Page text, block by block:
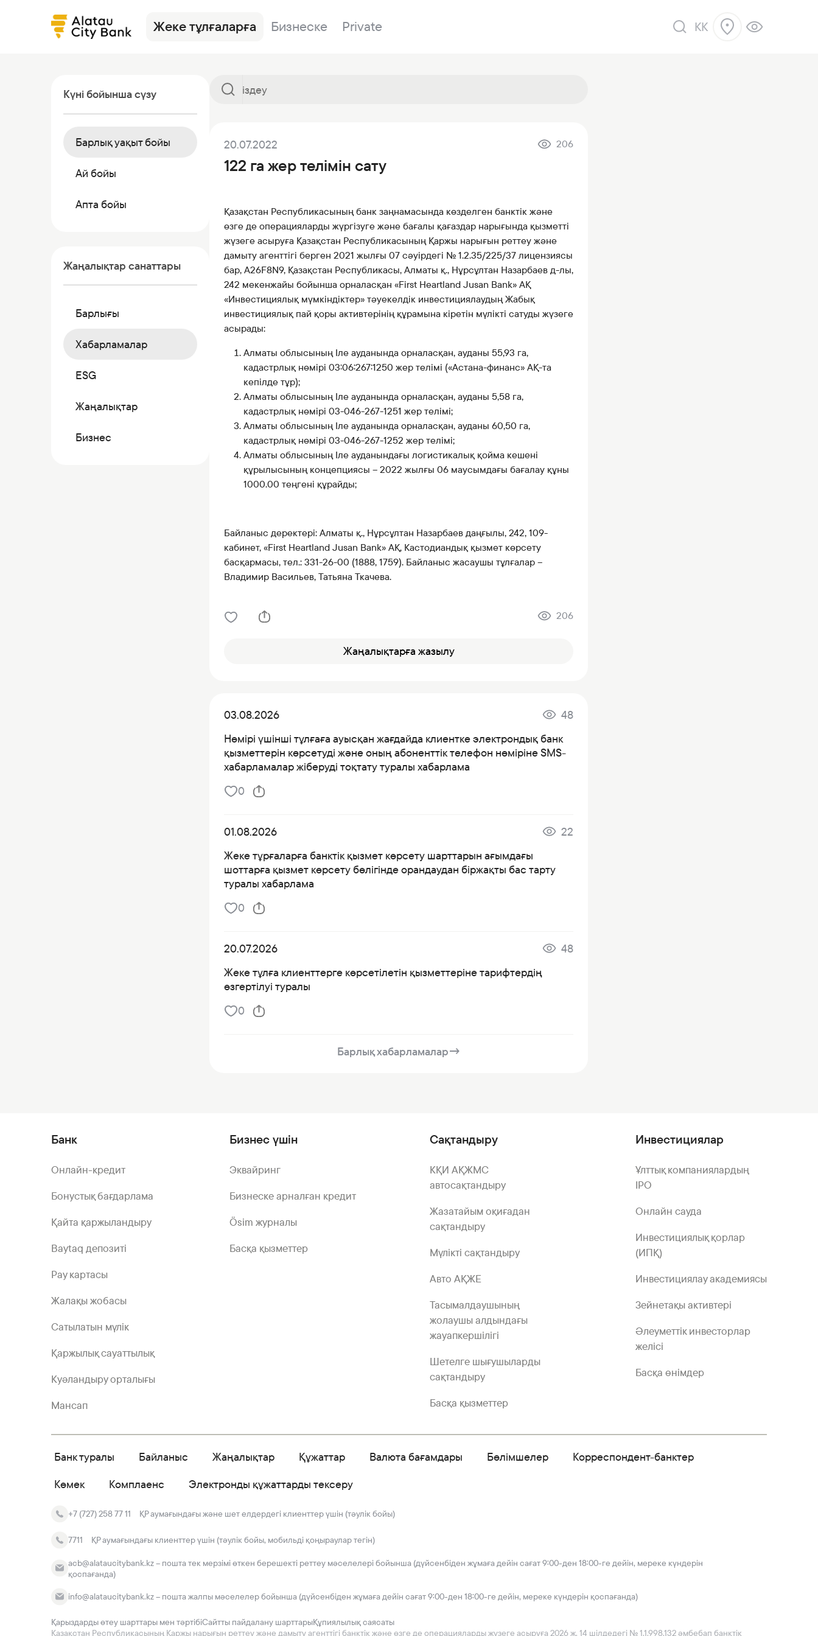
Жеке тұлғаларға
Кредиттер
Депозиттер
Жалақы жобасы
Kaspi QR
Сақтандыру
Валюталар
Сұрақ-жауап
Бөлімшелер
Жаңалықтар
Корреспондент банктер
Банкте жұмыс істеу
Азаматтарды қабылдау
Сатылатын мүлік
Бизнеске
Alatau City Bank Tole
Кредиттер
Инвестициялар
Тарифтер
Ösim журналы
Басқа өнімдер
Банкингке кіру
Private
Жаңалықтар
Валюта бағамдары
Аудармалар
Депозиттер
Сейфтер
Коммерциялық қағаздар
KK
Күні бойынша сүзу
Барлық уақыт бойы
Ай бойы
Апта бойы
Жаңалықтар санаттары
Барлығы
Хабарламалар
ESG
Жаңалықтар
Бизнес
20.07.2022 206
122 га жер телімін сату
Қазақстан Республикасының банк заңнамасында көзделген банктік және
өзге де операцияларды жүргізуге және бағалы қағаздар нарығында қызметті
жүзеге асыруға Қазақстан Республикасының Қаржы нарығын реттеу және
дамыту агенттігі берген 2021 жылғы 07 сәуірдегі № 1.2.35/225/37 лицензиясы
бар, A26F8N9, Қазақстан Республикасы, Алматы қ., Нұрcұлтан Назарбаев д-лы,
242 мекенжайы бойынша орналасқан «First Heartland Jusan Bank» АҚ
«Инвестициялық мүмкіндіктер» тәуекелдік инвестициялаудың Жабық
инвестициялық пай қоры активтерінің құрамына кіретін мүлікті сатуды жүзеге
асырады:
Алматы облысының Іле ауданында орналасқан, ауданы 55,93 га,
кадастрлық нөмірі 03:06:267:1250 жер телімі («Астана-финанс» АҚ-та
кепілде тұр);
Алматы облысының Іле ауданында орналасқан, ауданы 5,58 га,
кадастрлық нөмірі 03-046-267-1251 жер телімі;
Алматы облысының Іле ауданында орналасқан, ауданы 60,50 га,
кадастрлық нөмірі 03-046-267-1252 жер телімі;
Алматы облысының Іле ауданындағы логистикалық қойма кешені
құрылысының концепциясы – 2022 жылғы 06 маусымдағы бағалау құны
1000.00 теңгені құрайды;
Байланыс деректері: Алматы қ., Нұрсұлтан Назарбаев даңғылы, 242, 109-
кабинет, «First Heartland Jusan Bank» АҚ, Кастодиандық қызмет көрсету
басқармасы, тел.: 331-26-00 (1888, 1759). Байланыс жасаушы тұлғалар –
Владимир Васильев, Татьяна Ткачева.
206
Жаңалықтарға жазылу
03.08.2026
48
Нөмірі үшінші тұлғаға ауысқан жағдайда клиентке электрондық банк
қызметтерін көрсетуді және оның абоненттік телефон нөміріне SMS-
хабарламалар жіберуді тоқтату туралы хабарлама
0
01.08.2026
22
Жеке тұрғаларға банктік қызмет көрсету шарттарын ағымдағы
шоттарға қызмет көрсету бөлігінде орандаудан біржақты бас тарту
туралы хабарлама
0
20.07.2026
48
Жеке тұлға клиенттерге көрсетілетін қызметтеріне тарифтердің
өзгертілуі туралы
0
Барлық хабарламалар→
Банк
Онлайн-кредит
Бонустық бағдарлама
Қайта қаржыландыру
Baytaq депозиті
Pay картасы
Жалақы жобасы
Сатылатын мүлік
Қаржылық сауаттылық
Куәландыру орталығы
Мансап
Бизнес үшін
Эквайринг
Бизнеске арналған кредит
Ösim журналы
Басқа қызметтер
Сақтандыру
КҚИ АҚЖМС
автосақтандыру
Жазатайым оқиғадан
сақтандыру
Мүлікті сақтандыру
Авто АҚЖЕ
Тасымалдаушының
жолаушы алдындағы
жауапкершілігі
Шетелге шығушыларды
сақтандыру
Басқа қызметтер
Инвестициялар
Ұлттық компаниялардың
IPO
Онлайн сауда
Инвестициялық қорлар
(ИПҚ)
Инвестициялау академиясы
Зейнетақы активтері
Әлеуметтік инвесторлар
желісі
Басқа өнімдер
Банк туралы Байланыс Жаңалықтар Құжаттар Валюта бағамдары Бөлімшелер
Корреспондент-банктер
Көмек
Комплаенс Электронды құжаттарды тексеру
+7 (727) 258 77 11 ҚР аумағындағы және шет елдердегі клиенттер үшін (тәулік бойы)
7711 ҚР аумағындағы клиенттер үшін (тәулік бойы, мобильді қоңыраулар тегін)
acb@alataucitybank.kz – пошта тек мерзімі өткен берешекті реттеу мәселелері бойынша (дүйсенбіден жұмаға дейін сағат 9:00-ден 18:00-ге дейін, мереке күндерін
қоспағанда)
info@alataucitybank.kz – пошта жалпы мәселелер бойынша (дүйсенбіден жұмаға дейін сағат 9:00-ден 18:00-ге дейін, мереке күндерін қоспағанда)
Қазақстан Республикасының Қаржы нарығын реттеу және дамыту агенттігі банктік және өзге де операцияларды жүзеге асыруға 2026 ж. 14 шілдедегі № 1.1.998.132 әмбебап банктік
Қарыздарды өтеу шарттары мен тәртібіСайтты пайдалану шарттарыҚұпиялылық саясаты